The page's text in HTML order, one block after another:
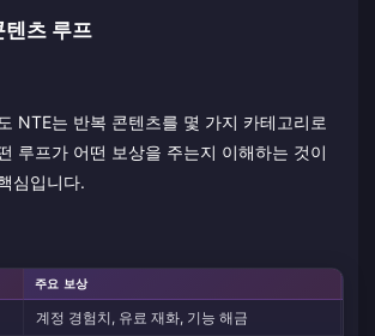
텐츠 루프
NTE는 반복 콘텐츠를 몇 가지 카테고리로
루프가 어떤 보상을 주는지 이해하는 것이
심입니다.
주요 보상
계정 경험치, 유료 재화, 기능 해금